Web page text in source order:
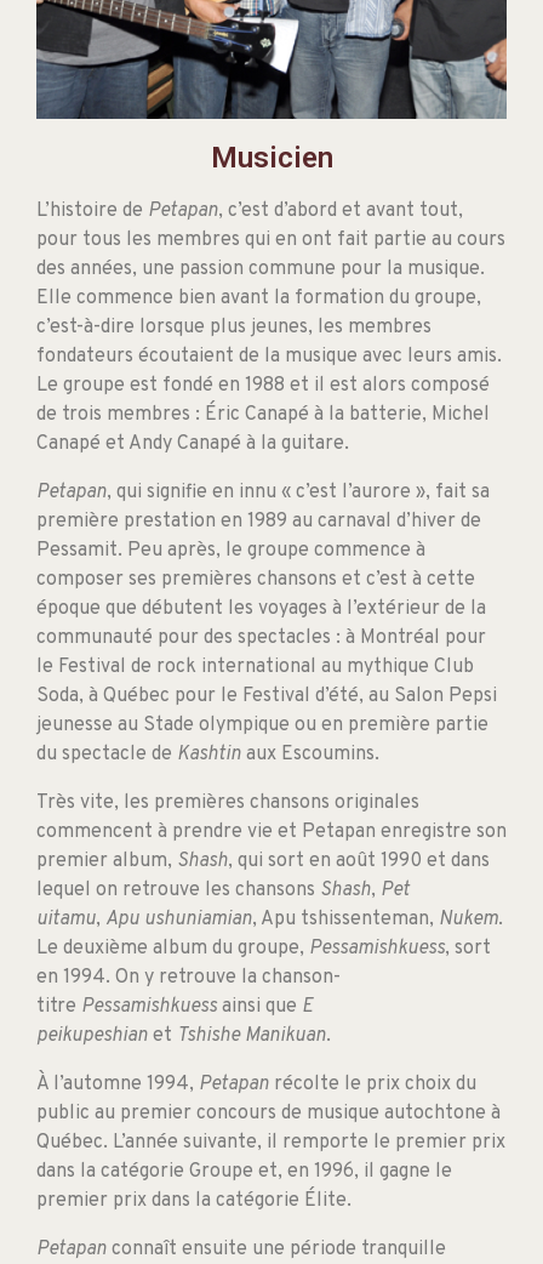
Musicien
L’histoire de Petapan, c’est d’abord et avant tout,
pour tous les membres qui en ont fait partie au cours
des années, une passion commune pour la musique.
Elle commence bien avant la formation du groupe,
c’est-à-dire lorsque plus jeunes, les membres
fondateurs écoutaient de la musique avec leurs amis.
Le groupe est fondé en 1988 et il est alors composé
de trois membres : Éric Canapé à la batterie, Michel
Canapé et Andy Canapé à la guitare.
Petapan, qui signifie en innu « c’est l’aurore », fait sa
première prestation en 1989 au carnaval d’hiver de
Pessamit. Peu après, le groupe commence à
composer ses premières chansons et c’est à cette
époque que débutent les voyages à l’extérieur de la
communauté pour des spectacles : à Montréal pour
le Festival de rock international au mythique Club
Soda, à Québec pour le Festival d’été, au Salon Pepsi
jeunesse au Stade olympique ou en première partie
du spectacle de Kashtin aux Escoumins.
Très vite, les premières chansons originales
commencent à prendre vie et Petapan enregistre son
premier album, Shash, qui sort en août 1990 et dans
lequel on retrouve les chansons Shash, Pet
uitamu, Apu ushuniamian, Apu tshissenteman, Nukem.
Le deuxième album du groupe, Pessamishkuess, sort
en 1994. On y retrouve la chanson-
titre Pessamishkuess ainsi que E
peikupeshian et Tshishe Manikuan.
À l’automne 1994, Petapan récolte le prix choix du
public au premier concours de musique autochtone à
Québec. L’année suivante, il remporte le premier prix
dans la catégorie Groupe et, en 1996, il gagne le
premier prix dans la catégorie Élite.
Petapan connaît ensuite une période tranquille